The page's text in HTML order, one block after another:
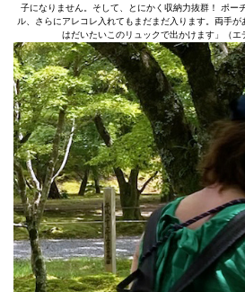
子になりません。そして、とにかく収納力抜群！ ポー
ル、さらにアレコレ入れてもまだまだ入ります。両手
はだいたいこのリュックで出かけます」（エ